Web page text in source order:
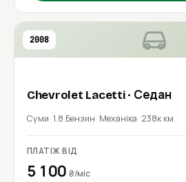
2008
Chevrolet Lacetti· Седан
Суми 1.8 Бензин Механіка 238к км
ПЛАТІЖ ВІД
5 100₴/міс